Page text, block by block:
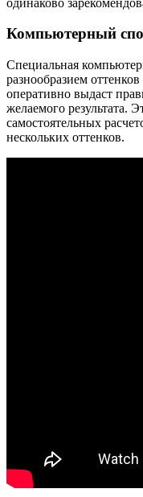
Компьютерный
Специальная
разнообразием
оперативно выдаст
желаемого результата.
самостоятельных
нескольких оттенков.